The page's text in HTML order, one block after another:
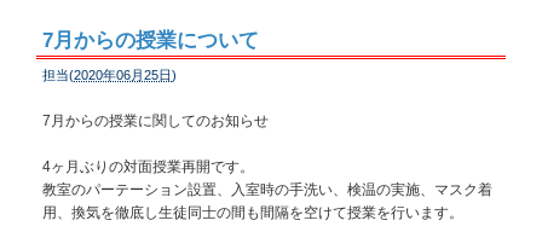
7月からの授業について
担当(2020年06月25日)
7月からの授業に関してのお知らせ
4ヶ月ぶりの対面授業再開です。
教室のパーテーション設置、入室時の手洗い、検温の実施、マスク着
用、換気を徹底し生徒同士の間も間隔を空けて授業を行います。